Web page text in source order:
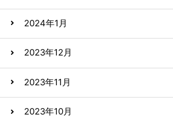
2024年1月
2023年12月
2023年11月
2023年10月